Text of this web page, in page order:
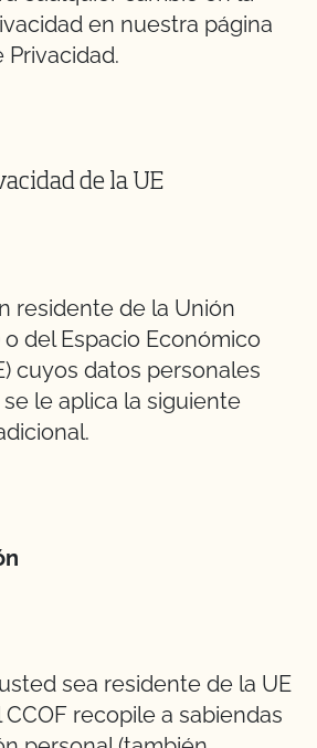
en nuestra página
Privacidad.
de la UE
residente de la Unión
o del Espacio Económico
cuyos datos personales
le aplica la siguiente
sea residente de la UE
CCOF recopile a sabiendas